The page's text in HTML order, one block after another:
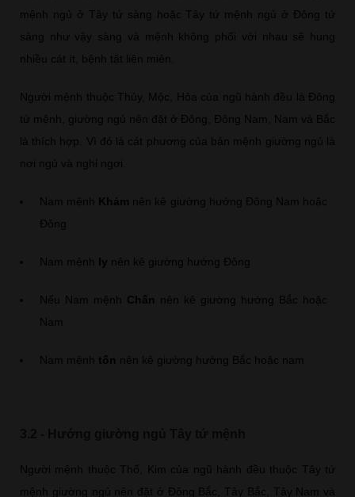
mệnh ngủ ở Tây tứ sàng hoặc Tây tứ mệnh ngủ ở Đông tứ
sàng như vậy sàng và mệnh không phối với nhau sẽ hung
nhiều cát ít, bệnh tật liên miên.
Người mệnh thuộc Thủy, Mộc, Hỏa của ngũ hành đều là Đông
tứ mệnh, giường ngủ nên đặt ở Đông, Đông Nam, Nam và Bắc
là thích hợp. Vì đó là cát phương của bản mệnh giường ngủ là
nơi ngủ và nghỉ ngơi.
Nam mệnh Khảm nên kê giường hướng Đông Nam hoặc
Đông
Nam mệnh ly nên kê giường hướng Đông
Nếu Nam mệnh Chấn nên kê giường hướng Bắc hoặc
Nam
Nam mệnh tốn nên kê giường hướng Bắc hoặc nam
Người mệnh thuộc Thổ, Kim của ngũ hành đều thuộc Tây tứ
mệnh giường ngủ nên đặt ở Đông Bắc, Tây Bắc, Tây Nam và